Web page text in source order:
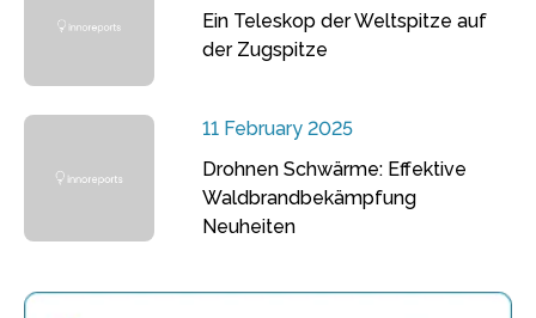
Ein Teleskop der Weltspitze auf
der Zugspitze
11 February 2025
Drohnen Schwärme: Effektive
Waldbrandbekämpfung
Neuheiten